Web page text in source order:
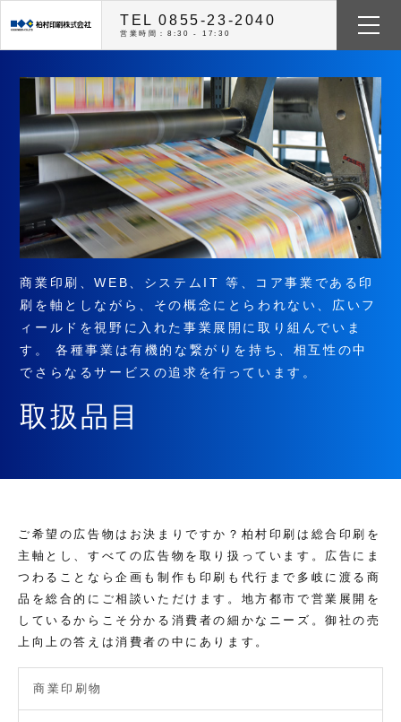
TEL 0855-23-2040
営業時間：8:30 - 17:30
商業印刷、WEB、システムIT 等、コア事業である印
刷を軸としながら、その概念にとらわれない、広いフ
ィールドを視野に入れた事業展開に取り組んでいま
す。 各種事業は有機的な繋がりを持ち、相互性の中
でさらなるサービスの追求を行っています。
取扱品目
ご希望の広告物はお決まりですか？柏村印刷は総合印刷を
主軸とし、すべての広告物を取り扱っています。広告にま
つわることなら企画も制作も印刷も代行まで多岐に渡る商
品を総合的にご相談いただけます。地方都市で営業展開を
しているからこそ分かる消費者の細かなニーズ。御社の売
上向上の答えは消費者の中にあります。
商業印刷物